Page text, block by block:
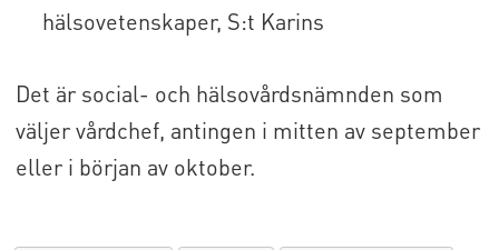
hälsovetenskaper, S:t Karins
Det är social- och hälsovårdsnämnden som
väljer vårdchef, antingen i mitten av september
eller i början av oktober.